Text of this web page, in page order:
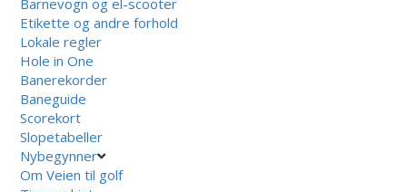
Etikette og andre forhold
Lokale regler
Hole in One
Banerekorder
Baneguide
Scorekort
Slopetabeller
Nybegynner
Om Veien til golf